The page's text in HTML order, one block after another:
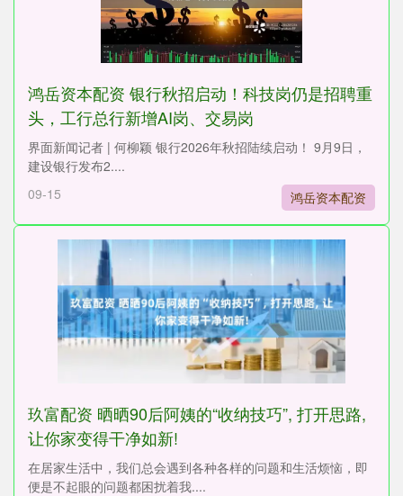
鸿岳资本配资 银行秋招启动！科技岗仍是招聘重
头，工行总行新增AI岗、交易岗
界面新闻记者 | 何柳颖 银行2026年秋招陆续启动！ 9月9日，
建设银行发布2....
09-15
鸿岳资本配资
玖富配资 晒晒90后阿姨的“收纳技巧”, 打开思路,
让你家变得干净如新!
在居家生活中，我们总会遇到各种各样的问题和生活烦恼，即
便是不起眼的问题都困扰着我....